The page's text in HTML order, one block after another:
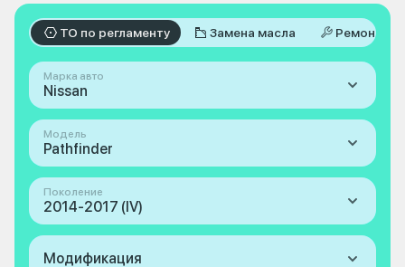
ТО по регламенту Замена масла Ремонт
Марка авто
Nissan
Модель
Pathfinder
Поколение
2014-2017 (IV)
Модификация